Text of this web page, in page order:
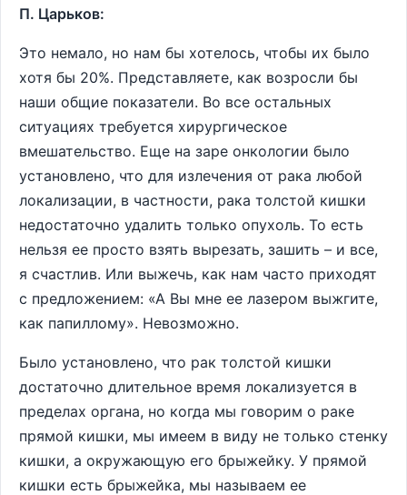
П. Царьков:
Это немало, но нам бы хотелось, чтобы их было
хотя бы 20%. Представляете, как возросли бы
наши общие показатели. Во все остальных
ситуациях требуется хирургическое
вмешательство. Еще на заре онкологии было
установлено, что для излечения от рака любой
локализации, в частности, рака толстой кишки
недостаточно удалить только опухоль. То есть
нельзя ее просто взять вырезать, зашить – и все,
я счастлив. Или выжечь, как нам часто приходят
с предложением: «А Вы мне ее лазером выжгите,
как папиллому». Невозможно.
Было установлено, что рак толстой кишки
достаточно длительное время локализуется в
пределах органа, но когда мы говорим о раке
прямой кишки, мы имеем в виду не только стенку
кишки, а окружающую его брыжейку. У прямой
кишки есть брыжейка, мы называем ее